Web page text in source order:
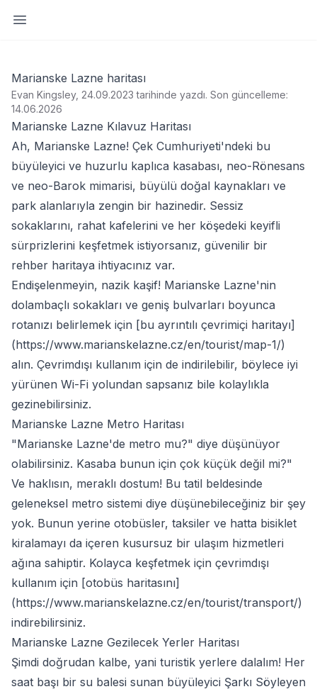
Yan paneli aç
Marianske Lazne haritası
Evan Kingsley, 24.09.2023 tarihinde yazdı. Son güncelleme:
14.06.2026
Marianske Lazne Kılavuz Haritası
Ah, Marianske Lazne! Çek Cumhuriyeti'ndeki bu
büyüleyici ve huzurlu kaplıca kasabası, neo-Rönesans
ve neo-Barok mimarisi, büyülü doğal kaynakları ve
park alanlarıyla zengin bir hazinedir. Sessiz
sokaklarını, rahat kafelerini ve her köşedeki keyifli
sürprizlerini keşfetmek istiyorsanız, güvenilir bir
rehber haritaya ihtiyacınız var.
Endişelenmeyin, nazik kaşif! Marianske Lazne'nin
dolambaçlı sokakları ve geniş bulvarları boyunca
rotanızı belirlemek için [bu ayrıntılı çevrimiçi haritayı]
(https://www.marianskelazne.cz/en/tourist/map-1/)
alın. Çevrimdışı kullanım için de indirilebilir, böylece iyi
yürünen Wi-Fi yolundan sapsanız bile kolaylıkla
gezinebilirsiniz.
Marianske Lazne Metro Haritası
"Marianske Lazne'de metro mu?" diye düşünüyor
olabilirsiniz. Kasaba bunun için çok küçük değil mi?"
Ve haklısın, meraklı dostum! Bu tatil beldesinde
geleneksel metro sistemi diye düşünebileceğiniz bir şey
yok. Bunun yerine otobüsler, taksiler ve hatta bisiklet
kiralamayı da içeren kusursuz bir ulaşım hizmetleri
ağına sahiptir. Kolayca keşfetmek için çevrimdışı
kullanım için [otobüs haritasını]
(https://www.marianskelazne.cz/en/tourist/transport/)
indirebilirsiniz.
Marianske Lazne Gezilecek Yerler Haritası
Şimdi doğrudan kalbe, yani turistik yerlere dalalım! Her
saat başı bir su balesi sunan büyüleyici Şarkı Söyleyen